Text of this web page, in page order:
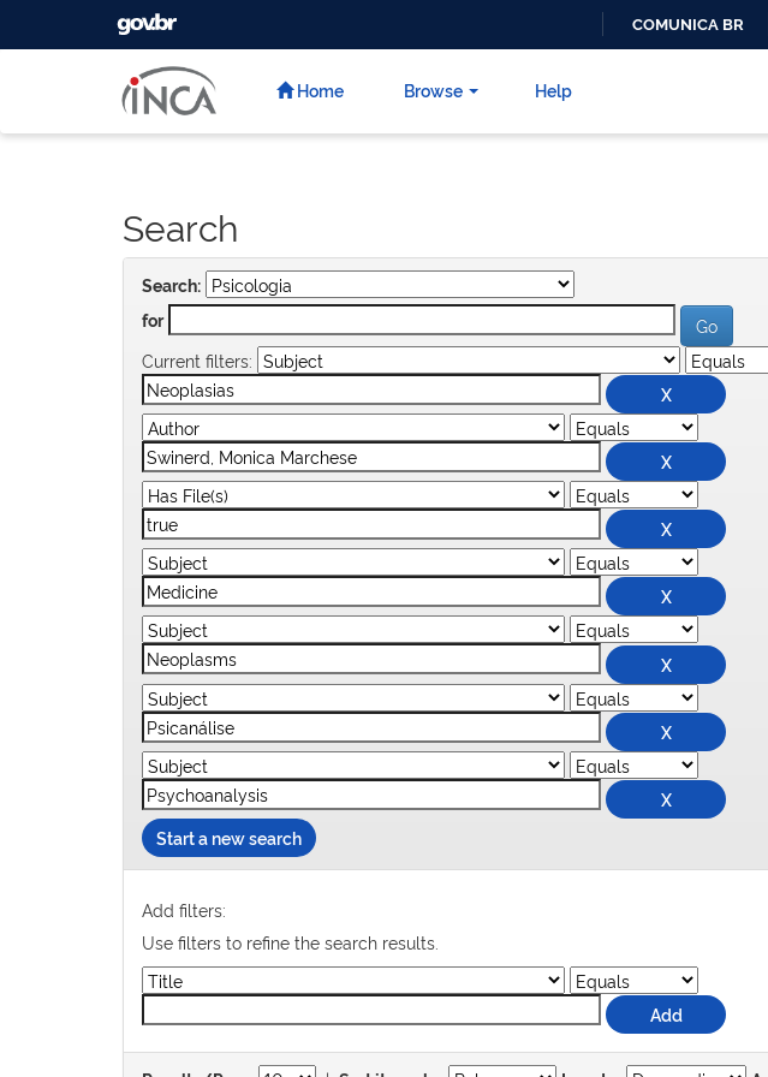
GOVBR
COMUNICA BR
Home Browse Help
Search
Search:
for
Current filters:
Start a new search
Add filters:
Use filters to refine the search results.